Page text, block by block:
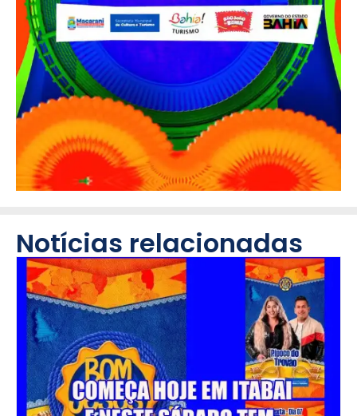
Notícias relacionadas